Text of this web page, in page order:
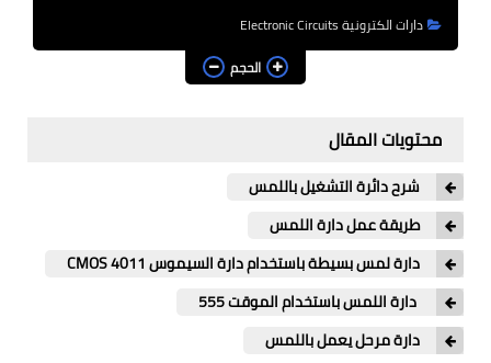
الكتب الالكترونية
شبكات وانترنت
قسم البرمجيات والأكواد
دارات الكترونية Electronic Circuits
الحجم
محتويات المقال
شرح دائرة التشغيل باللمس
طريقة عمل دارة اللمس
دارة لمس بسيطة باستخدام دارة السيموس CMOS 4011
دارة اللمس باستخدام الموقت 555
دارة مرحل يعمل باللمس